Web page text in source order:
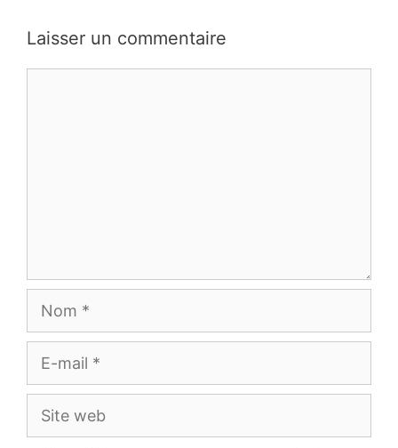
commentaires
Laisser un commentaire
Nom
E-
mail
Site
web